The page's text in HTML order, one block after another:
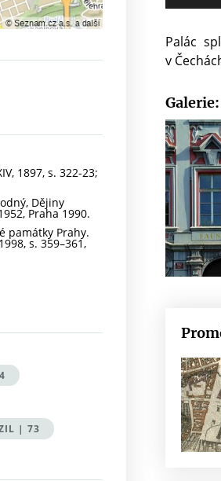
Palác
v
Galerie:
1897, s. 322-23;
Dějiny
Praha 1990.
památky Prahy.
s. 359–361,
| 73